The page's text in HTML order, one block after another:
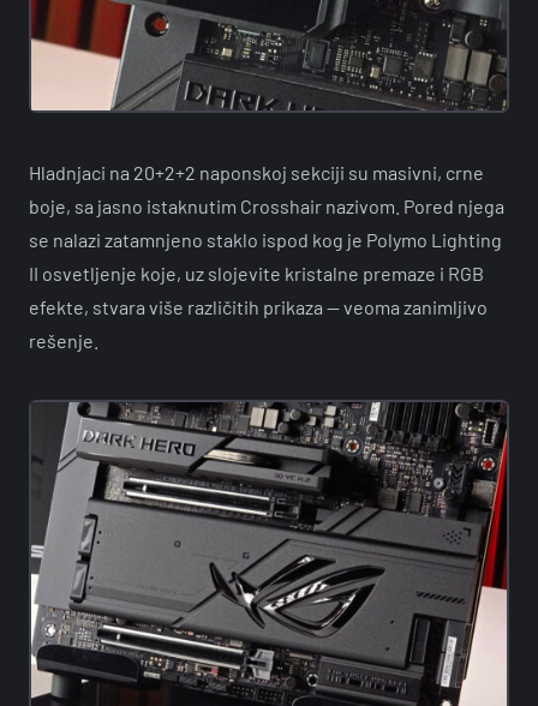
Hladnjaci na 20+2+2 naponskoj sekciji su masivni, crne
boje, sa jasno istaknutim Crosshair nazivom. Pored njega
se nalazi zatamnjeno staklo ispod kog je Polymo Lighting
II osvetljenje koje, uz slojevite kristalne premaze i RGB
efekte, stvara više različitih prikaza — veoma zanimljivo
rešenje.